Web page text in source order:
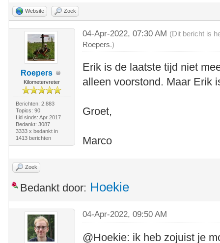
Website Zoek
Roepers
Kilometervreter
Berichten: 2.883
Topics: 90
Lid sinds: Apr 2017
Bedankt: 3087
3333 x bedankt in
1413 berichten
04-Apr-2022, 07:30 AM (Dit bericht is
Roepers.)
Erik is de laatste tijd niet
alleen voorstond. Maar Erik
Groet,
Marco
Zoek
Bedankt door: Hoekie
04-Apr-2022, 09:50 AM
@Hoekie: ik heb zojuist je